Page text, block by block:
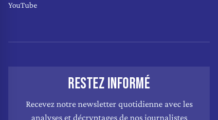
YouTube
RESTEZ INFORMÉ
Recevez notre newsletter quotidienne avec les
analyses et décryptages de nos journalistes